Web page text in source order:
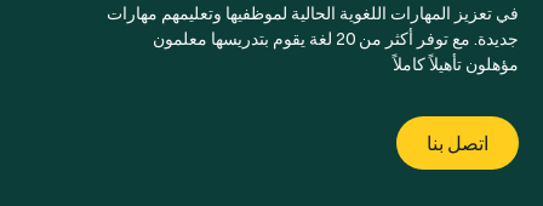
في تعزيز المهارات اللغوية الحالية لموظفيها وتعليمهم مهارات
جديدة. مع توفر أكثر من 20 لغة يقوم بتدريسها معلمون
مؤهلون تأهيلاً كاملاً
اتصل بنا